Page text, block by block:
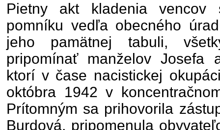
Pietny akt kladenia
pomníku vedľa obecného
jeho pamätnej tabuli,
pripomínať manželov Josefa
ktorí v čase nacistickej
októbra 1942 v
Prítomným sa prihovorila
Burdová, pripomenula